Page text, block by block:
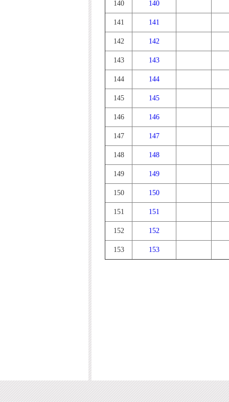
140 140
141 141
142 142
143 143
144 144
145 145
146 146
147 147
148 148
149 149
150 150
151 151
152 152
153 153